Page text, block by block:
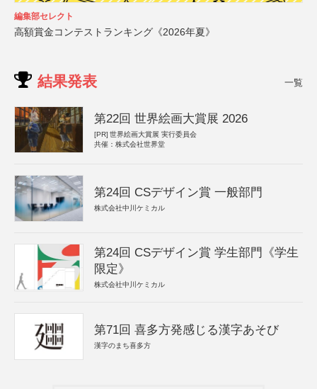
編集部セレクト
高額賞金コンテストランキング《2026年夏》
結果発表 一覧
第22回 世界絵画大賞展 2026
[PR] 世界絵画大賞展 実行委員会
共催：株式会社世界堂
第24回 CSデザイン賞 一般部門
株式会社中川ケミカル
第24回 CSデザイン賞 学生部門《学生
限定》
株式会社中川ケミカル
第71回 喜多方発感じる漢字あそび
漢字のまち喜多方